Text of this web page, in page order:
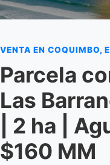
VENTA EN COQUIMBO,
Parcela
Las
| 2 ha |
$160 MM